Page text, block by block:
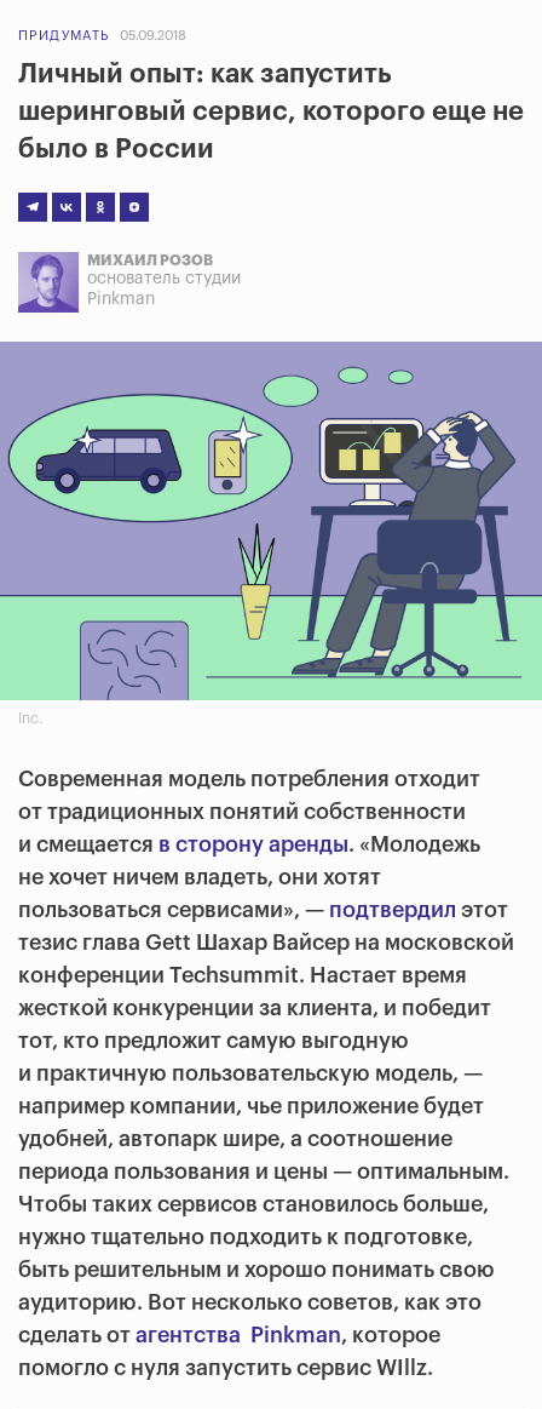
ПРИДУМАТЬ 05.09.2018
Личный опыт: как запустить
шеринговый сервис, которого еще не
было в России
МИХАИЛ РОЗОВ
основатель студии
Pinkman
Inc.
Современная модель потребления отходит
от традиционных понятий собственности
и смещается в сторону аренды. «Молодежь
не хочет ничем владеть, они хотят
пользоваться сервисами», — подтвердил этот
тезис глава Gett Шахар Вайсер на московской
конференции Techsummit. Настает время
жесткой конкуренции за клиента, и победит
тот, кто предложит самую выгодную
и практичную пользовательскую модель, —
например компании, чье приложение будет
удобней, автопарк шире, а соотношение
периода пользования и цены — оптимальным.
Чтобы таких сервисов становилось больше,
нужно тщательно подходить к подготовке,
быть решительным и хорошо понимать свою
аудиторию. Вот несколько советов, как это
сделать от агентства Pinkman, которое
помогло с нуля запустить сервис WIllz.